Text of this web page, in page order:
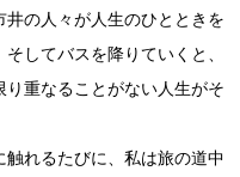
の人々が人生のひとときを
してバスを降りていくと、
重なることがない人生がそ
れるたびに、私は旅の道中